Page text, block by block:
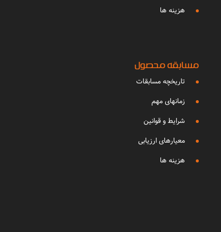
هزینه ها
مسابقه محصول
تاریخچه مسابقات
زمانهای مهم
شرایط و قوانین
معیارهای ارزیابی
هزینه ها